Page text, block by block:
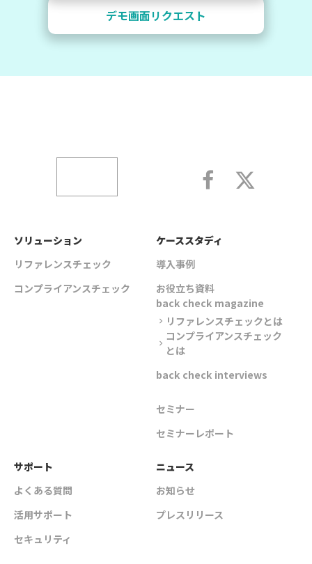
デモ画面リクエスト
ソリューション
リファレンスチェック
コンプライアンスチェック
ケーススタディ
導入事例
お役立ち資料
back check magazine
chevron_right リファレンスチェックとは
chevron_right
コンプライアンスチェック
とは
back check interviews
セミナー
セミナーレポート
サポート
よくある質問
活用サポート
セキュリティ
ニュース
お知らせ
プレスリリース